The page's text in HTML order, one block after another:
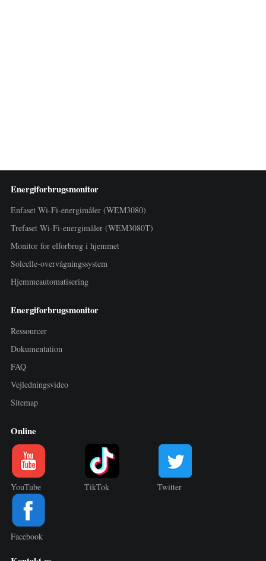
Energiforbrugsmonitor
Enfaset Wi-Fi-energimåler (WEM3080)
Trefaset Wi-Fi-energimåler (WEM3080T)
Monitor for elforbrug i hjemmet
Solcelle-overvågningssystem
Hjemmeautomatisering
Energiforbrugsmonitor
Ressourcer
Dokumentation
FAQ
Vejledningsvideo
Sitemap
Online
YouTube TikTok Twitter
Facebook